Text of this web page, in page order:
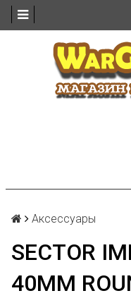
Аксессуары
SECTOR
40MM